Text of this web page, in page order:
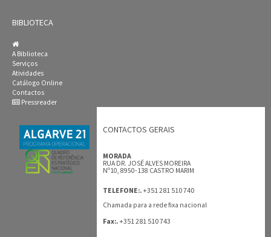
BIBLIOTECA
A Biblioteca
Serviços
Atividades
Catálogo Online
Contactos
Pressreader
CONTACTOS GERAIS
MORADA
RUA DR. JOSÉ ALVES MOREIRA
Nº10, 8950-138 CASTRO MARIM
TELEFONE:.+351 281 510 740
Chamada para a rede fixa nacional
Fax:.+351 281 510 743